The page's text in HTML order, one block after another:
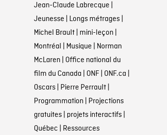
Jean-Claude Labrecque |
Jeunesse | Longs métrages|
Michel Brault| mini-leçon |
Montréal | Musique | Norman
McLaren | Office national du
film du Canada | ONF| ONF.ca |
Oscars| Pierre Perrault|
Programmation | Projections
gratuites| projets interactifs|
Québec | Ressources